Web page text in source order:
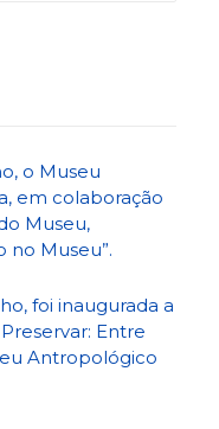
o Museu
em colaboração
Museu,
no Museu”.
foi inaugurada a
Entre
Antropológico